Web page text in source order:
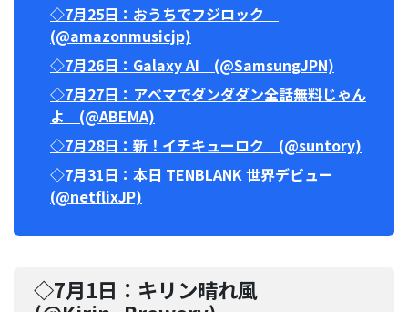
◇7月25日：おうちでフジロック
(@amazonmusicjp)
◇7月26日：Galaxy AI (@SamsungJPN)
◇7月27日：アベマでダンダダン全話無料じゃん
よ (@ABEMA)
◇7月28日：新！イチキューロク (@suntory)
◇7月31日：本日 TENBLANK 世界デビュー
(@netflixJP)
◇7月1日： キリン晴れ風